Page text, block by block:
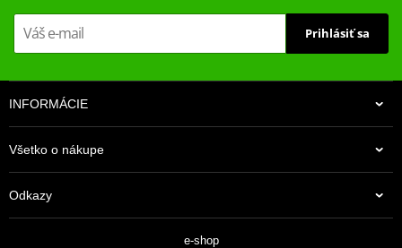
Prihlásiť sa
INFORMÁCIE
Všetko o nákupe
Odkazy
e-shop